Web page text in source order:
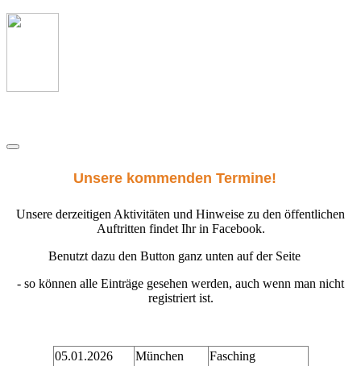
Unsere kommenden Termine!
Unsere derzeitigen Aktivitäten und Hinweise zu den öffentlichen
Auftritten findet Ihr in Facebook.
Benutzt dazu den Button ganz unten auf der Seite
- so können alle Einträge gesehen werden, auch wenn man nicht
registriert ist.
05.01.2026 München
Fasching